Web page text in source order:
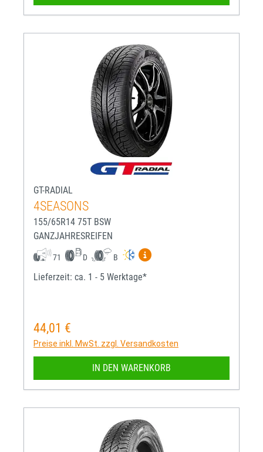
GT-RADIAL
4SEASONS
155/65R14 75T BSW
GANZJAHRESREIFEN
71 D B
Mehr Informationen zum
Lieferzeit: ca. 1 - 5 Werktage*
Regulärer Preis:
44,01 €
Preise inkl. MwSt. zzgl. Versandkosten
IN DEN WARENKORB